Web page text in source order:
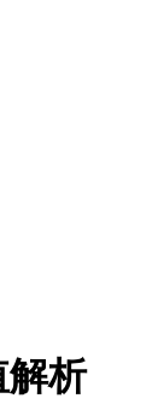
解析